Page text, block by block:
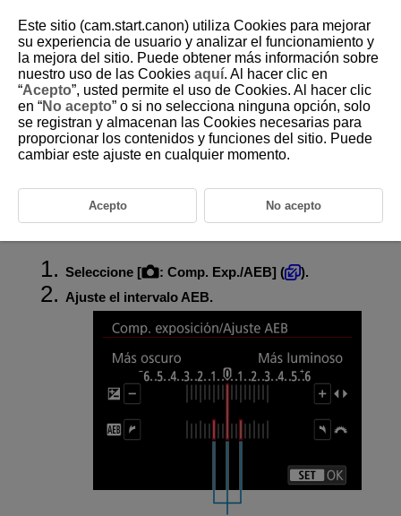
D388-070
Ahorquillado automático de la
exposición (AEB)
con diferentes exposiciones mediante el ajuste automático de la
velocidad de obturación, del valor de abertura y de la sensibilidad ISO.
AEB significa “Auto Exposure Bracketing” (ahorquillado automático de la
exposición).
Seleccione [ : Comp. Exp./AEB] (
).
Ajuste el intervalo AEB.
Este sitio (cam.start.canon) utiliza Cookies para mejorar
su experiencia de usuario y analizar el funcionamiento y
la mejora del sitio. Puede obtener más información sobre
nuestro uso de las Cookies aquí. Al hacer clic en
“Acepto”, usted permite el uso de Cookies. Al hacer clic
en “No acepto” o si no selecciona ninguna opción, solo
se registran y almacenan las Cookies necesarias para
proporcionar los contenidos y funciones del sitio. Puede
cambiar este ajuste en cualquier momento.
Acepto No acepto